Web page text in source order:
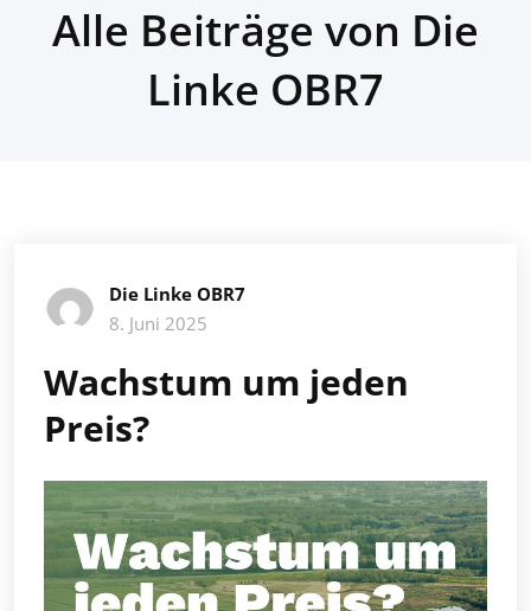
Alle Beiträge von Die
Linke OBR7
Die Linke OBR7
8. Juni 2025
Wachstum um jeden
Preis?